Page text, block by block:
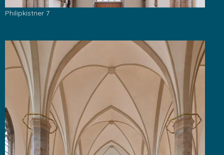
Philipkistner 7